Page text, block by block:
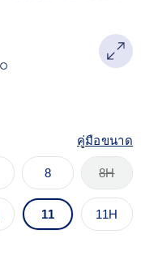
คู่มือขนาด
8 8H
11 11H